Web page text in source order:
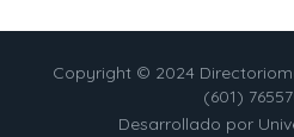
Copyright © 2024
(601)
Desarrollado por